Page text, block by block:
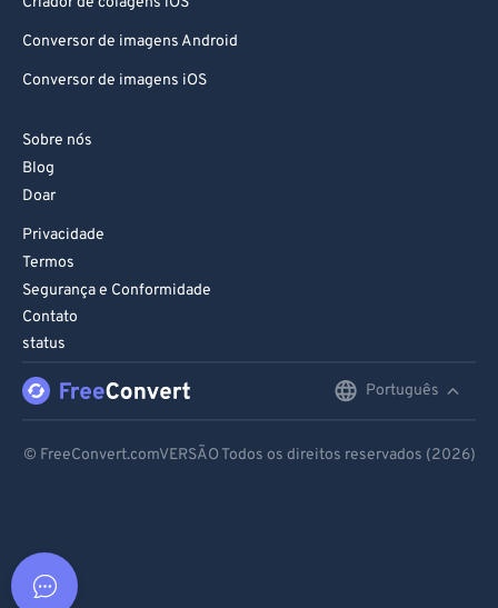
Conversor de imagens Android
Conversor de imagens iOS
Sobre nós
Blog
Doar
Privacidade
Termos
Segurança e Conformidade
Contato
status
Português
© FreeConvert.comVERSÃO Todos os direitos reservados (2026)